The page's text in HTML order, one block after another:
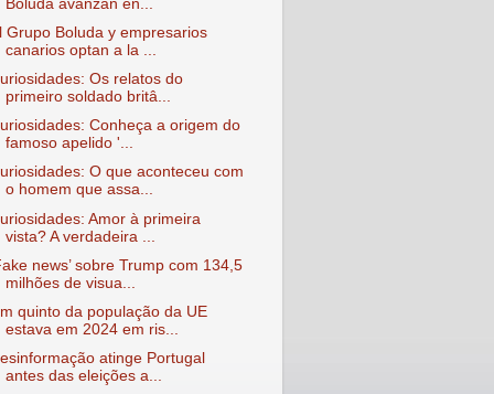
Boluda avanzan en...
Grupo Boluda y empresarios
canarios optan a la ...
Os relatos do
primeiro soldado britâ...
Conheça a origem do
famoso apelido '...
O que aconteceu com
o homem que assa...
Amor à primeira
vista? A verdadeira ...
news’ sobre Trump com 134,5
milhões de visua...
quinto da população da UE
estava em 2024 em ris...
atinge Portugal
antes das eleições a...